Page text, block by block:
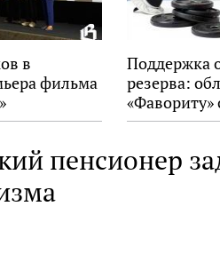
в
фильма
Поддержка
резерва:
«Фавориту»
пенсионер